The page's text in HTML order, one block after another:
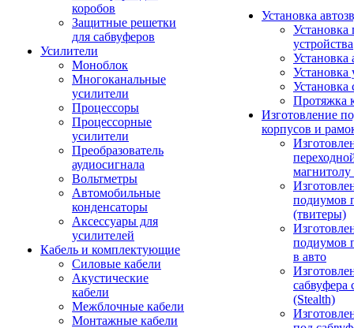
коробов
Защитные решетки
для сабвуферов
Усилители
Моноблок
Многоканальные
усилители
Процессоры
Процессорные
усилители
Преобразователь
аудиосигнала
Вольтметры
Автомобильные
конденсаторы
Аксессуары для
усилителей
Кабель и комплектующие
Силовые кабели
Акустические
кабели
Межблочные кабели
Монтажные кабели
Установка
Установка
устройства
Установка
Установка
Установка
Протяжка
Изготовление
корпусов и
подиумов
(твитеры)
подиумов
в авто
сабвуфера
(Stealth)